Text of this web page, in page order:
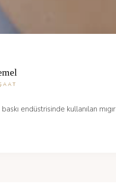
endüstrisinde kullanılan mıgır